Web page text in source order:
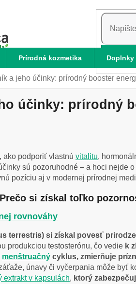
HĽADAŤ
Prírodná kozmetika Doplnky
a jeho účinky: prírodný booster
účinky: prírodný
ako podporiť vlastnú vitalitu,
sú pozoruhodné – a hoci nejde
pozíciu aj v modernej prírodnej
si získal toľko
rovnováhy
terrestris) si získal povesť
produkciou testosterónu, čo vedie k
menštruačný cyklus, zmierňuje
únavy či vyčerpania môže byť
extrakt v kapsulách, ktorý